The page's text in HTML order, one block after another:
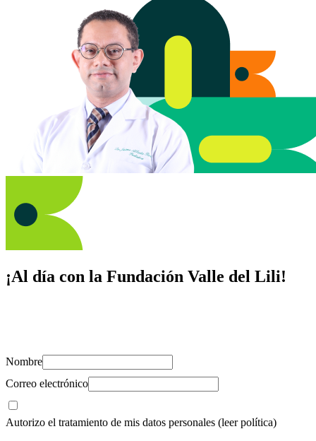
¡Al día con la Fundación Valle del Lili!
Nombre
Correo electrónico
Autorizo el tratamiento de mis datos personales (leer política)